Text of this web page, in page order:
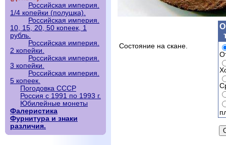
Российская империя.
1/4 копейки (полушка).
Российская империя.
10, 15, 20, 50 копеек, 1
рубль.
Российская империя.
2 копейки.
Российская империя.
3 копейки.
Российская империя.
5 копеек.
Погодовка СССР
Россия с 1991 по 1993 г.
Юбилейные монеты
Фалеристика
Фурнитура и знаки
различия.
Состояние на скане.